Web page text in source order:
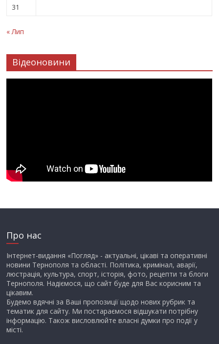
31
« Лип
Відеоновини
Про нас
Інтернет-видання «Погляд» - актуальні, цікаві та оперативні
новини Тернополя та області. Політика, кримінал, аварії,
люстрація, культура, спорт, історія, фото, рецепти та блоги
Тернополя. Надіємося, що сайт буде для Вас корисним та
цікавим.
Будемо вдячні за Ваші пропозиції щодо нових рубрик та
тематик для сайту. Ми постараємося відшукати потрібну
інформацію. Також висловлюйте власні думки про події у
місті.